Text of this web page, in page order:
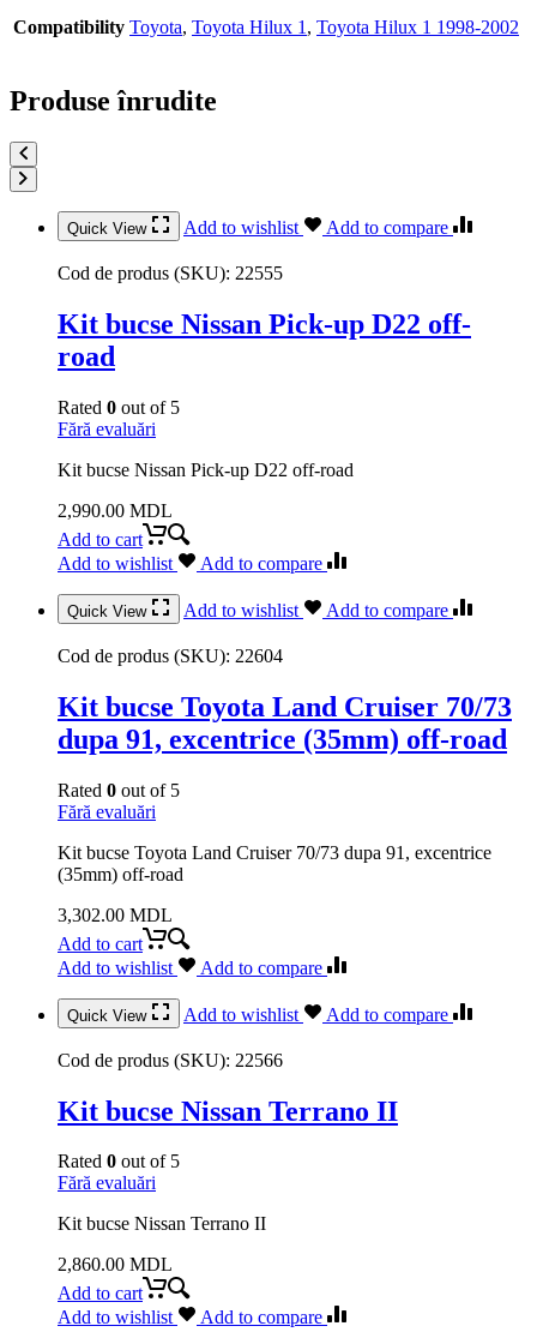
Compatibility Toyota, Toyota Hilux 1 , Toyota Hilux 1 1998-2002
Produse înrudite
Quick View Add to wishlist Add to compare
Cod de produs (SKU): 22555
Kit bucse Nissan Pick-up D22 off-
road
Rated 0 out of 5
Fără evaluări
Kit bucse Nissan Pick-up D22 off-road
2,990.00 MDL
Add to cart
Add to wishlist
Add to compare
Quick View Add to wishlist Add to compare
Cod de produs (SKU): 22604
Kit bucse Toyota Land Cruiser 70/73
dupa 91, excentrice (35mm) off-road
Rated 0 out of 5
Fără evaluări
Kit bucse Toyota Land Cruiser 70/73 dupa 91, excentrice
(35mm) off-road
3,302.00 MDL
Add to cart
Add to wishlist
Add to compare
Quick View Add to wishlist Add to compare
Cod de produs (SKU): 22566
Kit bucse Nissan Terrano II
Rated 0 out of 5
Fără evaluări
Kit bucse Nissan Terrano II
2,860.00 MDL
Add to cart
Add to wishlist
Add to compare